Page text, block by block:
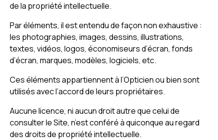
de la propriété intellectuelle.
Par éléments, il est entendu de façon non exhaustive :
les photographies, images, dessins, illustrations,
textes, vidéos, logos, économiseurs d’écran, fonds
d’écran, marques, modèles, logiciels, etc.
Ces éléments appartiennent à l’Opticien ou bien sont
utilisés avec l’accord de leurs propriétaires.
Aucune licence, ni aucun droit autre que celui de
consulter le Site, n’est conféré à quiconque au regard
des droits de propriété intellectuelle.